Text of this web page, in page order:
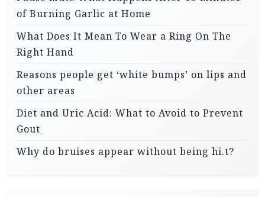
of Burning Garlic at Home
What Does It Mean To Wear a Ring On The
Right Hand
Reasons people get ‘white bumps’ on lips and
other areas
Diet and Uric Acid: What to Avoid to Prevent
Gout
Why do bruises appear without being hi.t?